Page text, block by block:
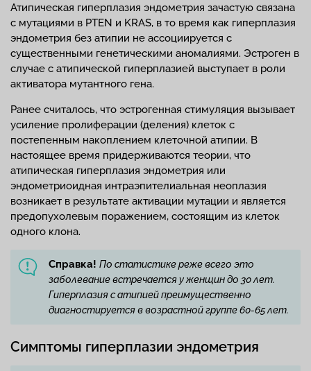
Атипическая гиперплазия эндометрия зачастую связана
с мутациями в PTEN и KRAS, в то время как гиперплазия
эндометрия без атипии не ассоциируется с
существенными генетическими аномалиями. Эстроген в
случае с атипической гиперплазией выступает в роли
активатора мутантного гена.
Ранее считалось, что эстрогенная стимуляция вызывает
усиление пролиферации (деления) клеток с
постепенным накоплением клеточной атипии. В
настоящее время придерживаются теории, что
атипическая гиперплазия эндометрия или
эндометриоидная интраэпителиальная неоплазия
возникает в результате активации мутации и является
предопухолевым поражением, состоящим из клеток
одного клона.
Справка! По статистике реже всего это
заболевание встречается у женщин до 30 лет.
Гиперплазия с атипией преимущественно
диагностируется в возрастной группе 60-65 лет.
Симптомы гиперплазии эндометрия